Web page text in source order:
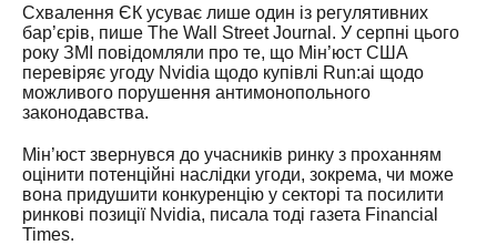
Схвалення ЄК усуває лише один із регулятивних
бар’єрів, пише The Wall Street Journal. У серпні цього
року ЗМІ повідомляли про те, що Мін’юст США
перевіряє угоду Nvidia щодо купівлі Run:ai щодо
можливого порушення антимонопольного
законодавства.
Мін’юст звернувся до учасників ринку з проханням
оцінити потенційні наслідки угоди, зокрема, чи може
вона придушити конкуренцію у секторі та посилити
ринкові позиції Nvidia, писала тоді газета Financial
Times.